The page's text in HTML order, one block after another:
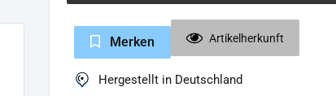
Merken Artikelherkunft
Hergestellt in Deutschland